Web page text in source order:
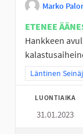
Marko
ETENEE
Hankkeen
Rajaa tulokset
Läntinen
LUONTIAIKA
31.01.2023